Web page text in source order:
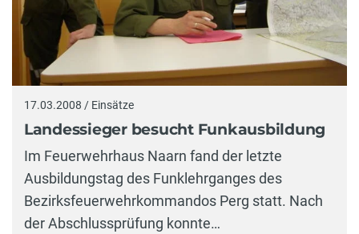
17.03.2008 / Einsätze
Landessieger besucht Funkausbildung
Im Feuerwehrhaus Naarn fand der letzte
Ausbildungstag des Funklehrganges des
Bezirksfeuerwehrkommandos Perg statt. Nach
der Abschlussprüfung konnte…